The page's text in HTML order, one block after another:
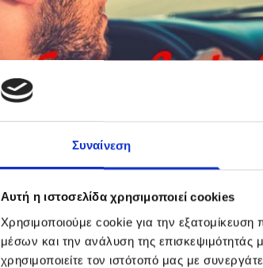
Συναίνεση
Αυτή η ιστοσελίδα χρησιμοποιεί cookies
Χρησιμοποιούμε cookie για την
μέσων και την ανάλυση της
χρησιμοποιείτε τον ιστότοπό μας με